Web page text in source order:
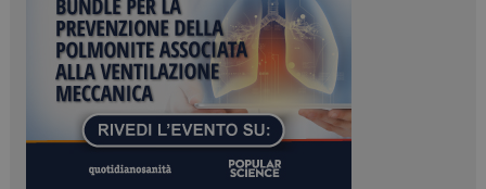
NOME
FORNITORE / DOMINIO
_ga
Google LLC
.dailyhealthindustry.it